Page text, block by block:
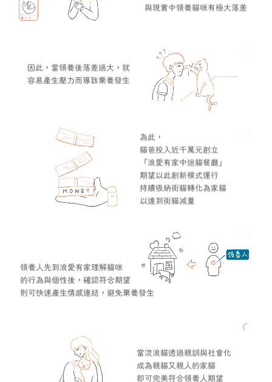
與現實中領養貓咪有極大落差
因此，當領養後落差過大，就
容易產生壓力而導致棄養發生
為此，
貓爸投入近千萬元創立
「浪愛有家中途貓餐廳」
期望以此創新模式運行
持續吸納街貓轉化為家貓
以達到街貓減量
領養人先到浪愛有家理解貓咪
的行為與個性後，確認符合期望
則可快速產生情感連結，避免棄養發生
當流浪貓透過親訓與社會化
成為親貓又親人的家貓
即可完美符合領養人期望